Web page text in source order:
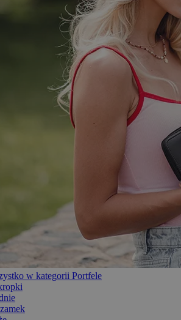
w kategorii Portfele